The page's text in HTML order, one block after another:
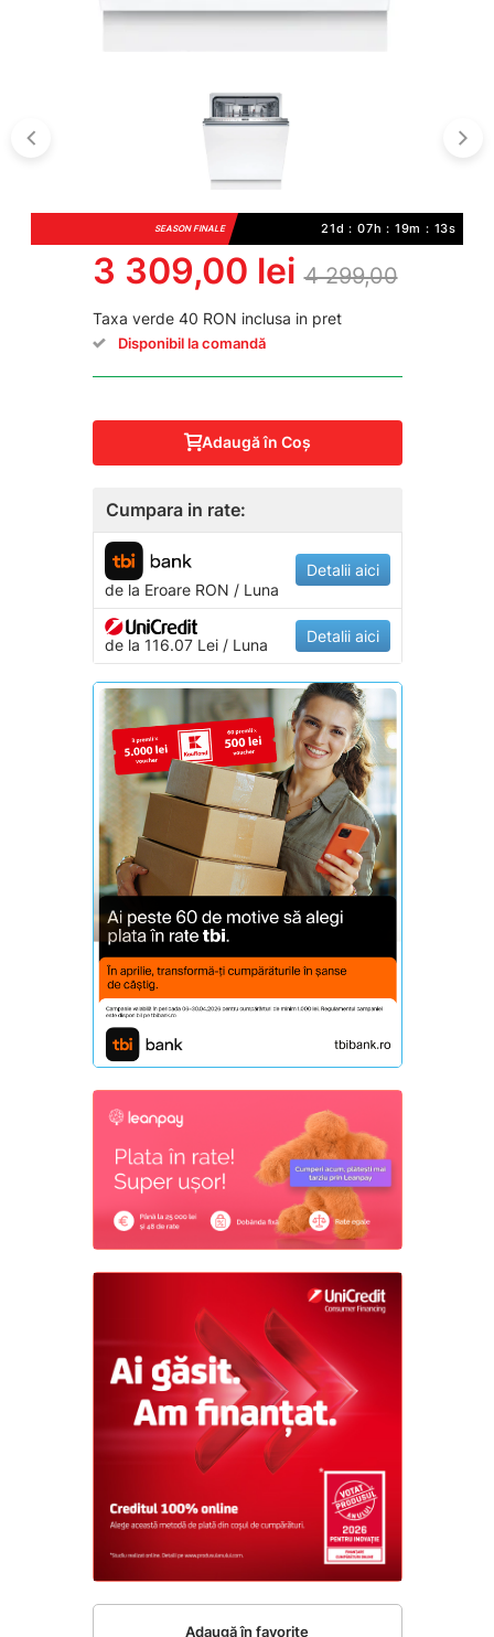
SEASON FINALE 21d : 07h : 19m : 13s
3 309,00 lei 4 299,00
Taxa verde 40 RON inclusa in pret
Disponibil la comandă
Adaugă în Coş
Cumpara in rate:
de la EroareRON / Luna
Detalii aici
de la 116.07 Lei / Luna Detalii aici
Adaugă în favorite